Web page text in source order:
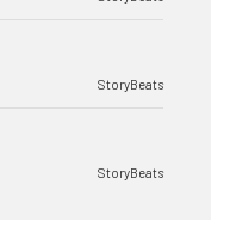
StoryBeats
StoryBeats